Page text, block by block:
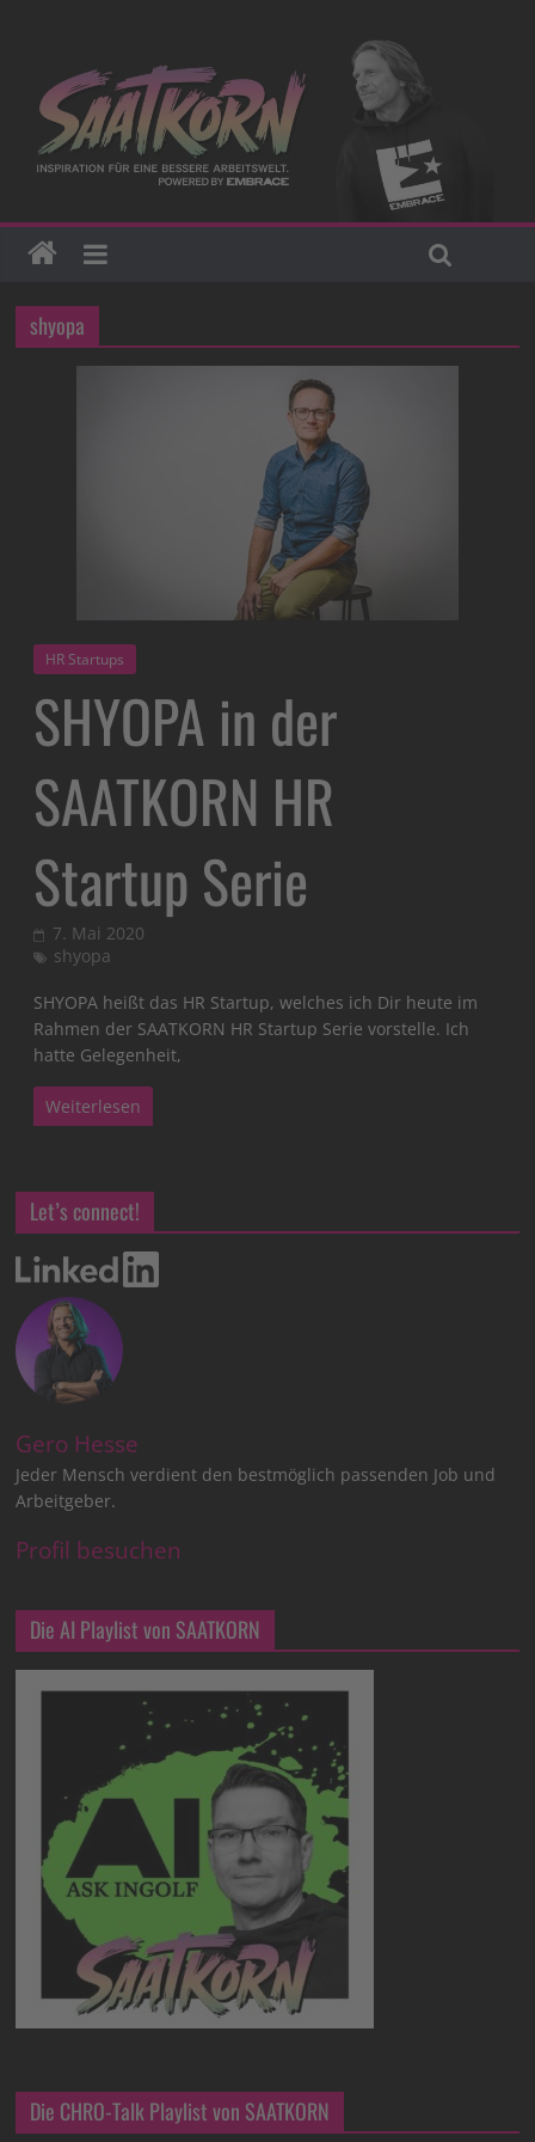
shyopa
HR Startups
SHYOPA in der
SAATKORN HR
Startup Serie
7. Mai 2020
shyopa
SHYOPA heißt das HR Startup, welches ich Dir heute im
Rahmen der SAATKORN HR Startup Serie vorstelle. Ich
hatte Gelegenheit,
Weiterlesen
Let’s connect!
Gero Hesse
Jeder Mensch verdient den bestmöglich passenden Job und
Arbeitgeber.
Profil besuchen
Die AI Playlist von SAATKORN
Die CHRO-Talk Playlist von SAATKORN